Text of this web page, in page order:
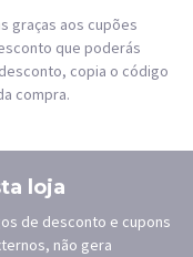
graças aos cupões
que poderás
copia o código
compra.
loja
de desconto e cupons
não gera